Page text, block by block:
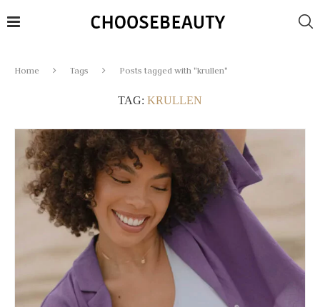
Home Tags Posts tagged with "krullen"
TAG: KRULLEN